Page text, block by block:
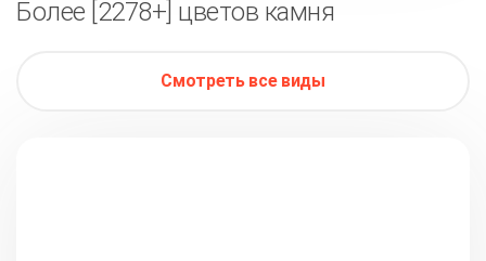
Более [2278+] цветов камня
Смотреть все виды